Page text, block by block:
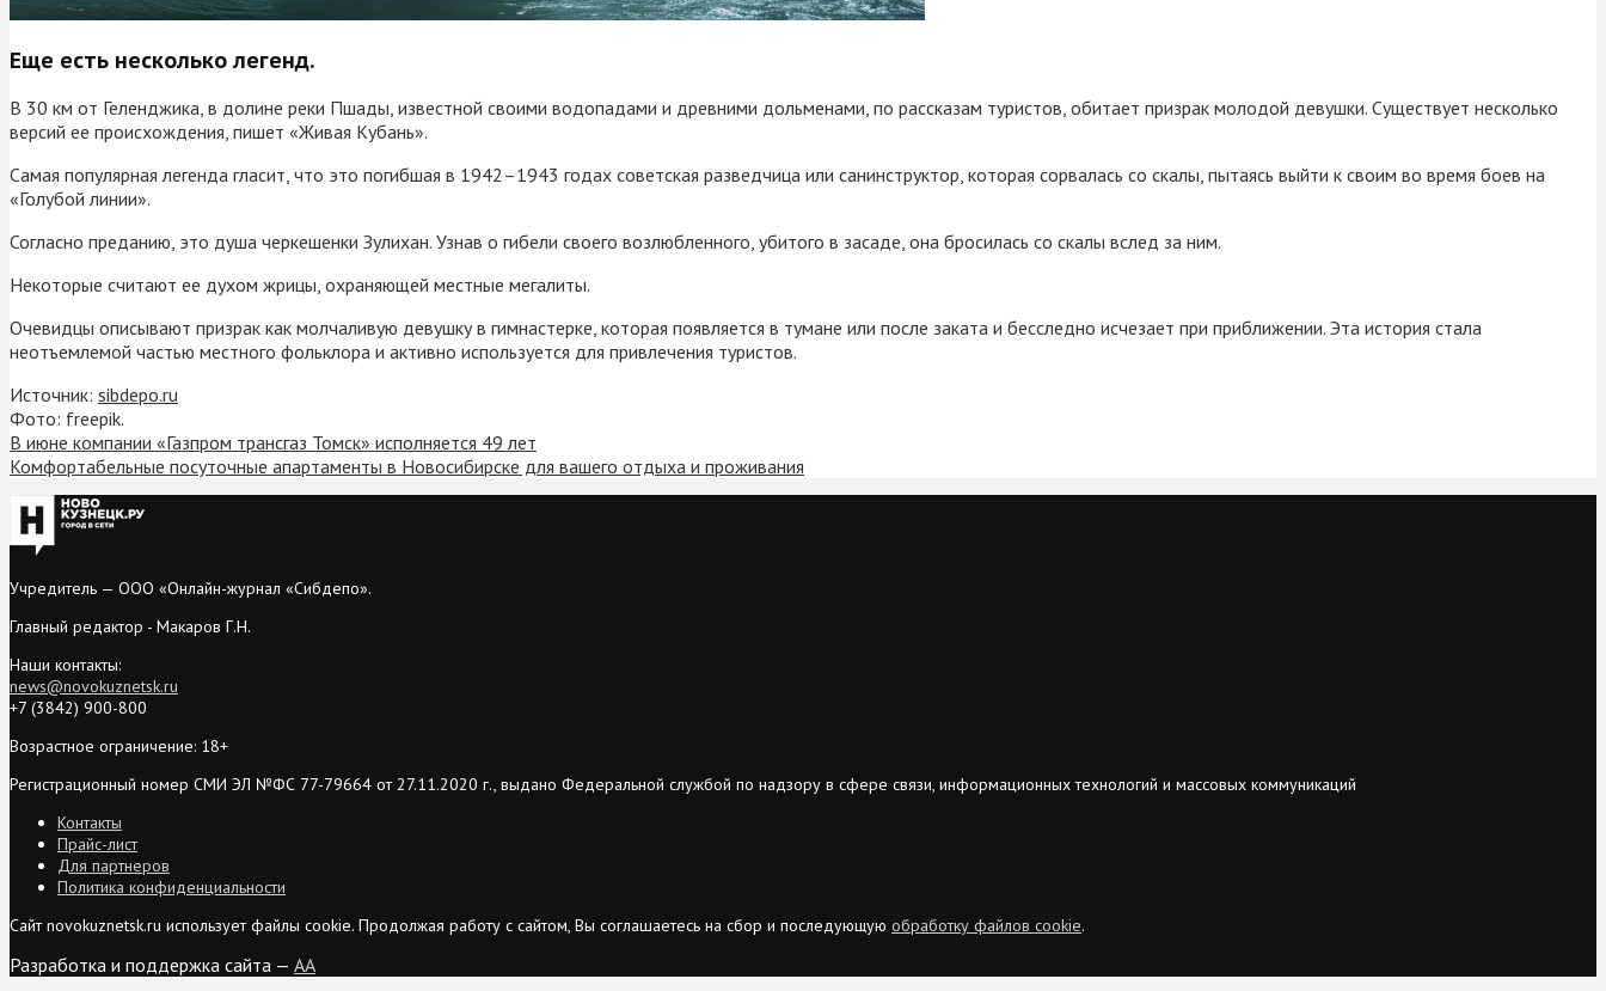
Еще есть несколько легенд.
В 30 км от Геленджика, в долине реки Пшады, известной своими водопадами и древними дольменами, по рассказам туристов, обитает призрак молодой девушки. Существует несколько
версий ее происхождения, пишет «Живая Кубань».
Самая популярная легенда гласит, что это погибшая в 1942–1943 годах советская разведчица или санинструктор, которая сорвалась со скалы, пытаясь выйти к своим во время боев на
«Голубой линии».
Согласно преданию, это душа черкешенки Зулихан. Узнав о гибели своего возлюбленного, убитого в засаде, она бросилась со скалы вслед за ним.
Некоторые считают ее духом жрицы, охраняющей местные мегалиты.
Очевидцы описывают призрак как молчаливую девушку в гимнастерке, которая появляется в тумане или после заката и бесследно исчезает при приближении. Эта история стала
неотъемлемой частью местного фольклора и активно используется для привлечения туристов.
Источник: sibdepo.ru
Фото: freepik.
В июне компании «Газпром трансгаз Томск» исполняется 49 лет
Комфортабельные посуточные апартаменты в Новосибирске для вашего отдыха и проживания
Учредитель — ООО «Онлайн-журнал «Сибдепо».
Главный редактор - Макаров Г.Н.
Наши контакты:
news@novokuznetsk.ru
+7 (3842) 900-800
Возрастное ограничение: 18+
Регистрационный номер СМИ ЭЛ №ФС 77-79664 от 27.11.2020 г., выдано Федеральной службой по надзору в сфере связи, информационных технологий и массовых коммуникаций
Контакты
Прайс-лист
Для партнеров
Политика конфиденциальности
Сайт novokuznetsk.ru использует файлы cookie. Продолжая работу с сайтом, Вы соглашаетесь на сбор и последующую обработку файлов cookie.
Разработка и поддержка сайта — AA